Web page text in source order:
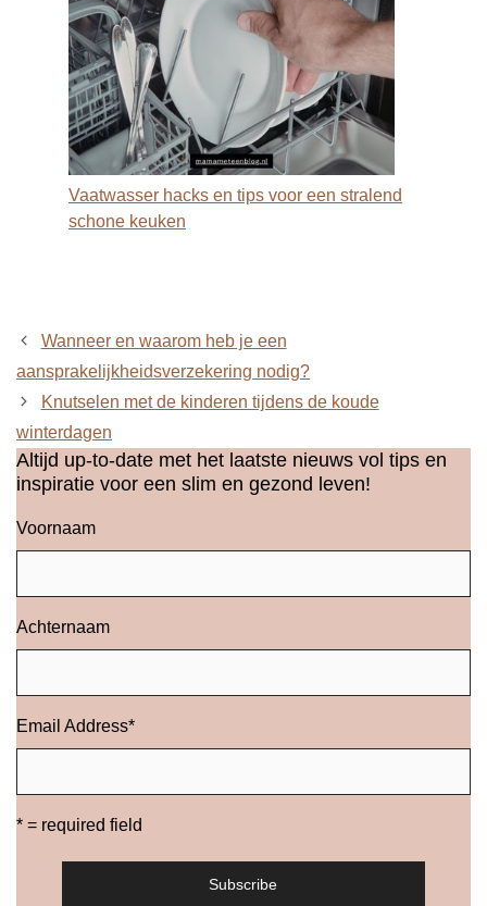
Vaatwasser hacks en tips voor een stralend
schone keuken
Wanneer en waarom heb je een
aansprakelijkheidsverzekering nodig?
Knutselen met de kinderen tijdens de koude
winterdagen
Altijd up-to-date met het laatste nieuws vol tips en
inspiratie voor een slim en gezond leven!
Voornaam
Achternaam
Email Address*
* = required field